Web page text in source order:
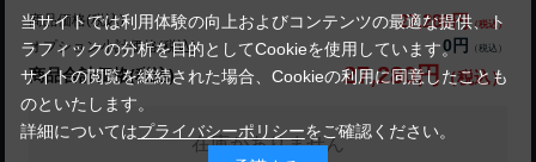
商品価格(税込) 27,280円
オプション小計価格(税込)
0円
商品合計価格(税込)
27,280円
在庫がありません
当サイトでは利用体験の向上およびコンテンツの最適な提供、ト
ラフィックの分析を目的としてCookieを使用しています。
サイトの閲覧を継続された場合、Cookieの利用に同意したことも
のといたします。
詳細についてはプライバシーポリシーをご確認ください。